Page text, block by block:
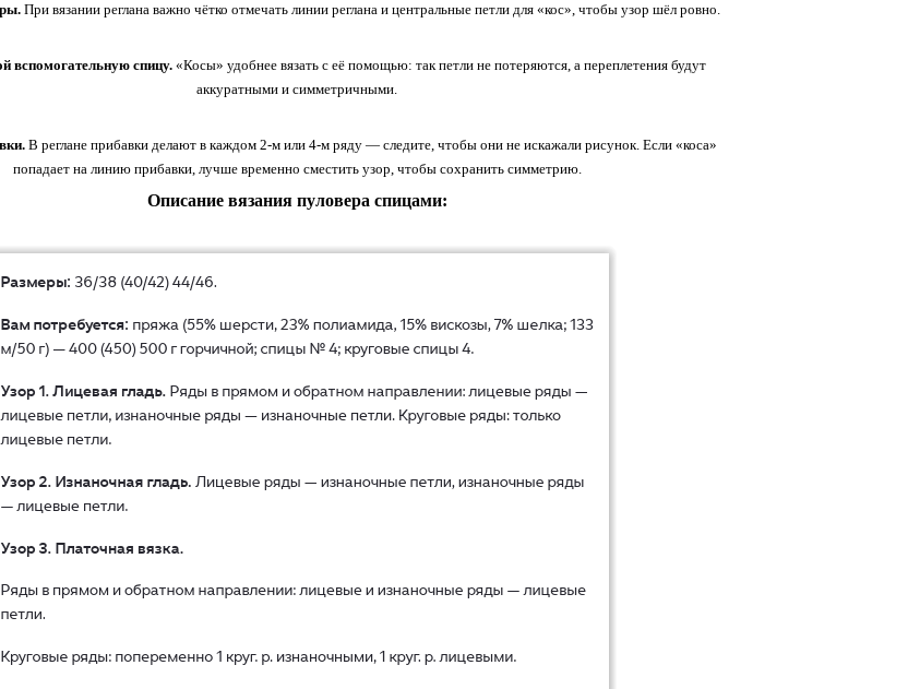
Привязаниирегланаважно чётко отмечатьлиниирегланаицентральныепетлидля«кос»,чтобыузор шёлровно.
вспомогательнуюспицу.«Косы» удобнеевязатьсеёпомощью: такпетлинепотеряются,апереплетениябудут
аккуратными и симметричными.
В регланеприбавкиделаютвкаждом2‑мили4‑мряду— следите,чтобыонинеискажалирисунок.Если«коса»
попадаетналиниюприбавки,лучшевременно сместитьузор,чтобысохранитьсимметрию.
Описание вязания пуловера спицами: